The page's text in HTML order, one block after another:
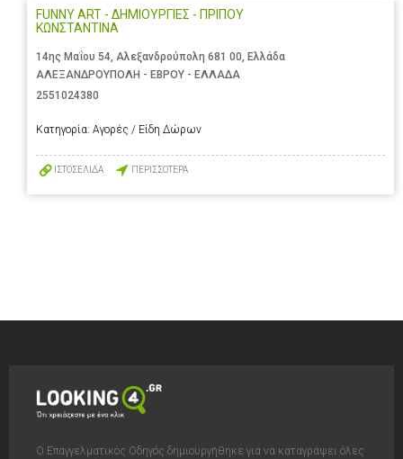
FUNNY ART - ΔΗΜΙΟΥΡΓΙΕΣ - ΠΡΙΠΟΥ
ΚΩΝΣΤΑΝΤΙΝΑ
14ης Μαΐου 54, Αλεξανδρούπολη 681 00, Ελλάδα
ΑΛΕΞΑΝΔΡΟΥΠΟΛΗ - ΕΒΡΟΥ - ΕΛΛΑΔΑ
2551024380
Κατηγορία: Αγορές / Είδη Δώρων
ΙΣΤΟΣΕΛΙΔΑ ΠΕΡΙΣΣΟΤΕΡΑ
Ο Επαγγελματικός Οδηγός δημιουργήθηκε για να καταγράψει όλες